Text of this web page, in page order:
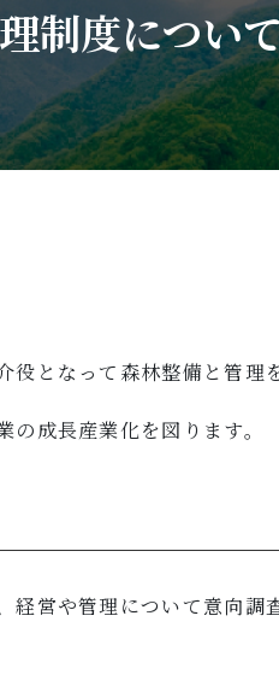
制度につい
となって森林整備と管理
成長産業化を図ります。
営や管理について意向